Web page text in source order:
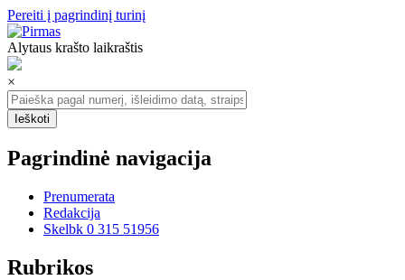
Pereiti į pagrindinį turinį
Alytaus krašto laikraštis
×
Pagrindinė navigacija
Prenumerata
Redakcija
Skelbk 0 315 51956
Rubrikos